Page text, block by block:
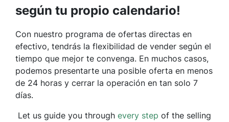
según tu propio calendario!
Con nuestro programa de ofertas directas en
efectivo, tendrás la flexibilidad de vender según el
tiempo que mejor te convenga. En muchos casos,
podemos presentarte una posible oferta en menos
de 24 horas y cerrar la operación en tan solo 7
días.
Let us guide you through every step of the selling